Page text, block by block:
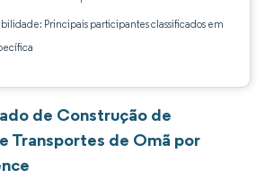
Principais participantes classificados em
de Construção de
Transportes de Omã por